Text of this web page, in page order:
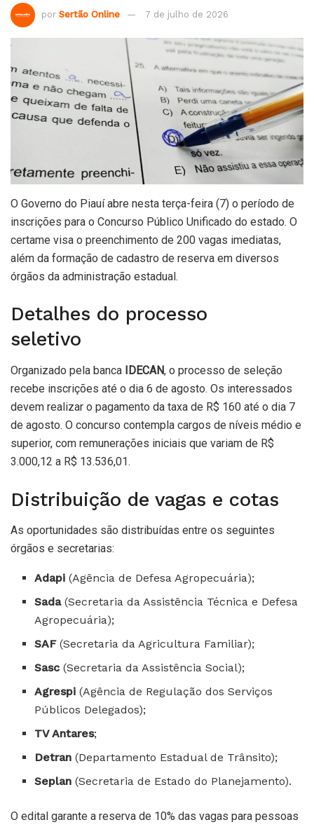
por Sertão Online 7 de julho de 2026
O Governo do Piauí abre nesta terça-feira (7) o período de
inscrições para o Concurso Público Unificado do estado. O
certame visa o preenchimento de 200 vagas imediatas,
além da formação de cadastro de reserva em diversos
órgãos da administração estadual.
Detalhes do processo
seletivo
Organizado pela banca IDECAN, o processo de seleção
recebe inscrições até o dia 6 de agosto. Os interessados
devem realizar o pagamento da taxa de R$ 160 até o dia 7
de agosto. O concurso contempla cargos de níveis médio e
superior, com remunerações iniciais que variam de R$
3.000,12 a R$ 13.536,01.
Distribuição de vagas e cotas
As oportunidades são distribuídas entre os seguintes
órgãos e secretarias:
Adapi (Agência de Defesa Agropecuária);
Sada(Secretaria da Assistência Técnica e Defesa
Agropecuária);
SAF(Secretaria da Agricultura Familiar);
Sasc (Secretaria da Assistência Social);
Agrespi (Agência de Regulação dos Serviços
Públicos Delegados);
TV Antares;
Detran (Departamento Estadual de Trânsito);
Seplan (Secretaria de Estado do Planejamento).
O edital garante a reserva de 10% das vagas para pessoas